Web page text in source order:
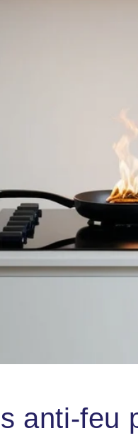
anti-feu